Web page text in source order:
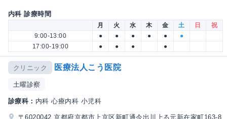
内科 診療時間
月 火 水 木 金 土 日
祝
9:00-13:00
● ● ● ● ●
●
17:00-19:00
● ● ● ●
クリニック 医療法人こう医院
土曜診察
診療科： 内科 心療内科 小児科
〒6020042 京都府京都市上京区新町通今出川上る元新在家町163-8